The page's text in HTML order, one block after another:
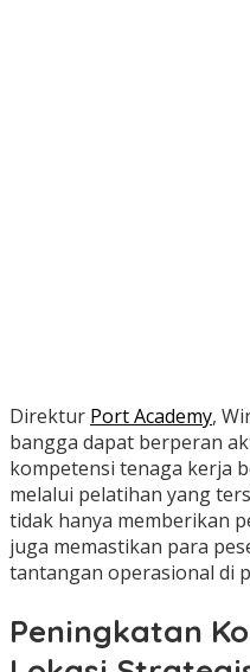
Direktur Port Academy,
bangga dapat berperan
kompetensi tenaga kerja
melalui pelatihan yang
tidak hanya memberikan
juga memastikan para
tantangan operasional di
Peningkatan